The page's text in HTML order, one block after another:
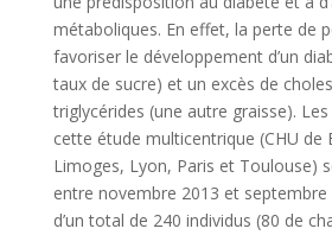
métaboliques. En effet, la perte de
favoriser le développement d’un
taux de sucre) et un excès de
triglycérides (une autre graisse).
cette étude multicentrique (CHU de
Limoges, Lyon, Paris et Toulouse)
entre novembre 2013 et septembre
d’un total de 240 individus (80 de